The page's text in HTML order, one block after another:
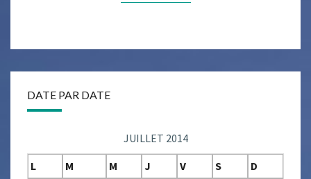
DATE PAR DATE
JUILLET 2014
L
M M J V S
D